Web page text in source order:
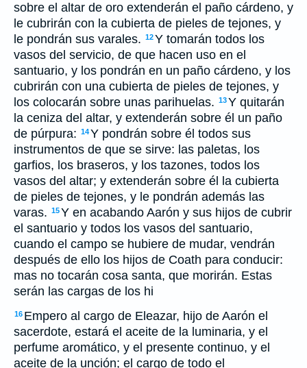
sobre el altar de oro extenderán el paño cárdeno, y
le cubrirán con la cubierta de pieles de tejones, y
le pondrán sus varales. 12Y tomarán todos los
vasos del servicio, de que hacen uso en el
santuario, y los pondrán en un paño cárdeno, y los
cubrirán con una cubierta de pieles de tejones, y
los colocarán sobre unas parihuelas. 13Y quitarán
la ceniza del altar, y extenderán sobre él un paño
de púrpura: 14Y pondrán sobre él todos sus
instrumentos de que se sirve: las paletas, los
garfios, los braseros, y los tazones, todos los
vasos del altar; y extenderán sobre él la cubierta
de pieles de tejones, y le pondrán además las
varas. 15Y en acabando Aarón y sus hijos de cubrir
el santuario y todos los vasos del santuario,
cuando el campo se hubiere de mudar, vendrán
después de ello los hijos de Coath para conducir:
mas no tocarán cosa santa, que morirán. Estas
serán las cargas de los hi
16 Empero al cargo de Eleazar, hijo de Aarón el
sacerdote, estará el aceite de la luminaria, y el
perfume aromático, y el presente continuo, y el
aceite de la unción; el cargo de todo el